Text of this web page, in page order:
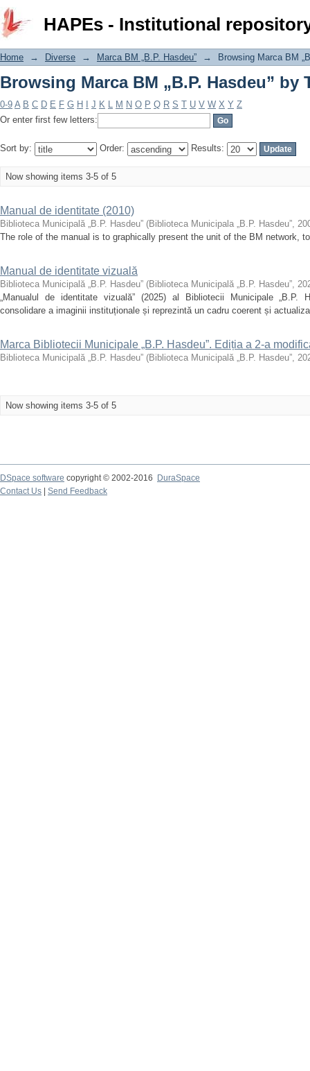
HAPEs - Institutional
Browsing Marca BM „B.P. Hasdeu” by
Home → Diverse → Marca BM „B.P. Hasdeu” → Browsing Marca BM
Browsing Marca BM „B.P. Hasdeu” by
0-9 A B C D E F G H J K L M N O P Q R S T U V W X Y Z
Or enter first few letters:
Sort by: Order: Results:
Now showing items 3-5 of 5
Manual de identitate (2010)
Biblioteca Municipală „B.P. Hasdeu” (Biblioteca Municipala „B.P. Hasdeu”,
The role of the manual is to graphically present the unit of the BM network,
Manual de identitate vizuală
Biblioteca Municipală „B.P. Hasdeu” (Biblioteca Municipală „B.P. Hasdeu”,
„Manualul de identitate vizuală” (2025) al Bibliotecii Municipale „B.P.
consolidare a imaginii instituționale și reprezintă un cadru coerent și
Marca Bibliotecii Municipale „B.P. Hasdeu”. Ediția a 2-a
Biblioteca Municipală „B.P. Hasdeu” (Biblioteca Municipală „B.P. Hasdeu”,
Now showing items 3-5 of 5
DSpace software copyright © 2002-2016
DuraSpace
Contact Us
Send Feedback